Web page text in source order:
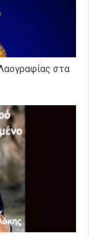
στα